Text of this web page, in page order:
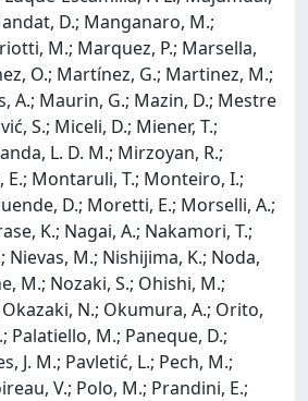
D.; Manganaro, M.;
M.; Marquez, P.; Marsella,
O.; Martínez, G.; Martinez, M.;
A.; Maurin, G.; Mazin, D.; Mestre
S.; Miceli, D.; Miener, T.;
L. D. M.; Mirzoyan, R.;
E.; Montaruli, T.; Monteiro, I.;
D.; Moretti, E.; Morselli, A.;
K.; Nagai, A.; Nakamori, T.;
Nievas, M.; Nishijima, K.; Noda,
M.; Nozaki, S.; Ohishi, M.;
Okazaki, N.; Okumura, A.; Orito,
Palatiello, M.; Paneque, D.;
J. M.; Pavletić, L.; Pech, M.;
V.; Polo, M.; Prandini, E.;